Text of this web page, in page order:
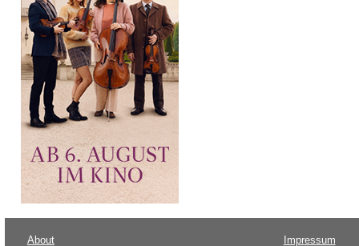
About Impressum